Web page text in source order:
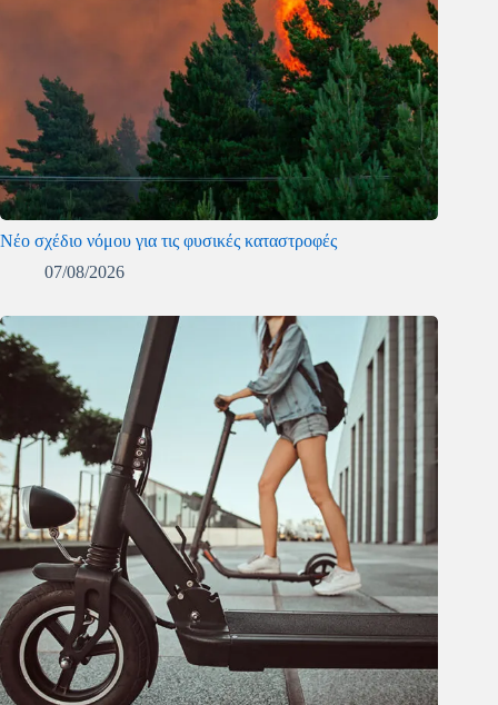
Νέο σχέδιο νόμου για τις φυσικές καταστροφές
07/08/2026